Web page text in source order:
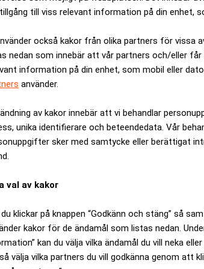
till viss relevant information på din enhet,
också kakor från olika partners för vissa
nedan som innebär att vår partners och/eller får
information på din enhet, som mobil eller
använder.
av kakor innebär att vi behandlar
unika identifierare och beteendedata. Vår
sker med samtycke eller berättigat
val av kakor
klickar på knappen “Godkänn och stäng” så
kakor för de ändamål som listas nedan.
kan du välja vilka ändamål du vill neka
välja vilka partners du vill godkänna genom att
det är ett
Aktiv